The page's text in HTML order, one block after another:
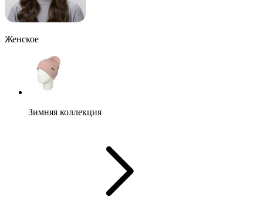
Женское
Зимняя коллекция